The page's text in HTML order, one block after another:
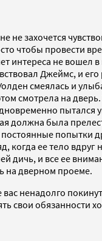
не захочется
чтобы провести
интереса не вошел в
Джеймс, и
смеялась и
смотрела на
пытался
должна была
постоянные попытки
когда ее тело вдруг
дичь, и все ее
на дверном проеме.
ненадолго
свои обязанности